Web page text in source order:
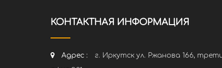
КОНТАКТНАЯ ИНФОРМАЦИЯ
Адрес :
г. Иркутск ул. Ржанова 166,